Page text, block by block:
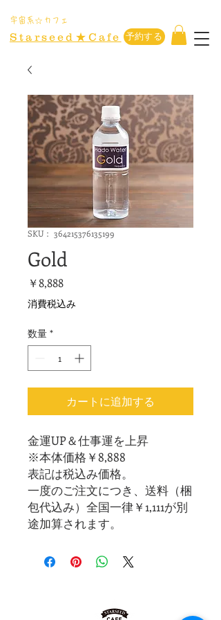
​宇宙系☆カフェ
Starseed★Cafe 予約する
SKU： 364215376135199
Gold
￥8,888価
格
消費税込み
数量 *
カートに追加する
金運UP＆仕事運を上昇
※本体価格￥8,888
表記は税込み価格。
一度のご注文につき、送料（梱
包代込み）全国一律￥1,111が別
途加算されます。